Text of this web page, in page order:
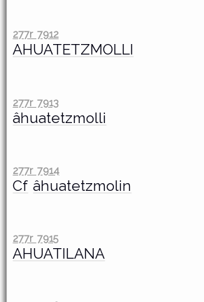
277r 7912
AHUATETZMOLLI
277r 7913
âhuatetzmolli
277r 7914
Cf âhuatetzmolin
277r 7915
AHUATILANA